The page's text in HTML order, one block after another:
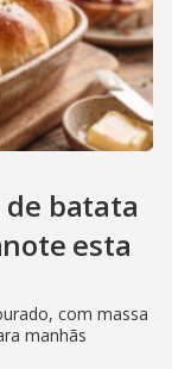
de batata
esta
com massa
manhãs